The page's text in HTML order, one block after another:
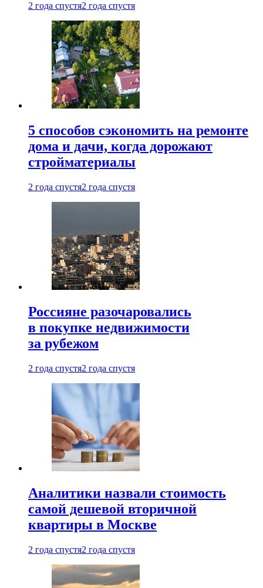
2 года спустя2 года спустя
5 способов сэкономить на ремонте
дома и дачи, когда дорожают
стройматериалы
2 года спустя2 года спустя
Россияне разочаровались
в покупке недвижимости
за рубежом
2 года спустя2 года спустя
Аналитики назвали стоимость
самой дешевой вторичной
квартиры в Москве
2 года спустя2 года спустя